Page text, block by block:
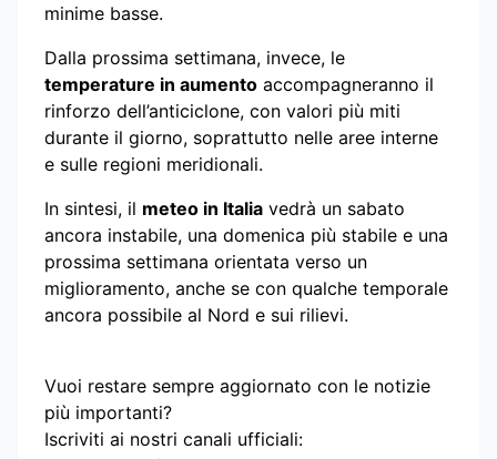
minime basse.
Dalla prossima settimana, invece, le
temperature in aumento accompagneranno il
rinforzo dell’anticiclone, con valori più miti
durante il giorno, soprattutto nelle aree interne
e sulle regioni meridionali.
In sintesi, il meteo in Italia vedrà un sabato
ancora instabile, una domenica più stabile e una
prossima settimana orientata verso un
miglioramento, anche se con qualche temporale
ancora possibile al Nord e sui rilievi.
Vuoi restare sempre aggiornato con le notizie
più importanti?
Iscriviti ai nostri canali ufficiali: